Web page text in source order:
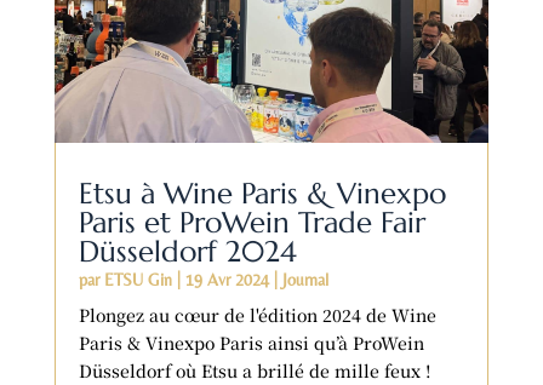
Etsu à Wine Paris & Vinexpo
Paris et ProWein Trade Fair
Düsseldorf 2024
par ETSU Gin| 19 Avr 2024| Journal
Plongez au cœur de l'édition 2024 de Wine
Paris & Vinexpo Paris ainsi qu’à ProWein
Düsseldorf où Etsu a brillé de mille feux !